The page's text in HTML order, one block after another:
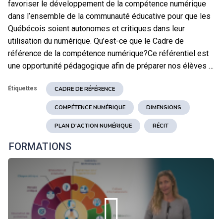
favoriser le développement de la compétence numérique
dans l’ensemble de la communauté éducative pour que les
Québécois soient autonomes et critiques dans leur
utilisation du numérique. Qu’est-ce que le Cadre de
référence de la compétence numérique?Ce référentiel est
une opportunité pédagogique afin de préparer nos élèves …
Étiquettes CADRE DE RÉFÉRENCE
COMPÉTENCE NUMÉRIQUE DIMENSIONS
PLAN D'ACTION NUMÉRIQUE RÉCIT
FORMATIONS